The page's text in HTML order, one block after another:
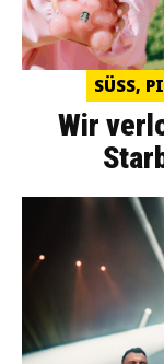
SÜSS,
Wir